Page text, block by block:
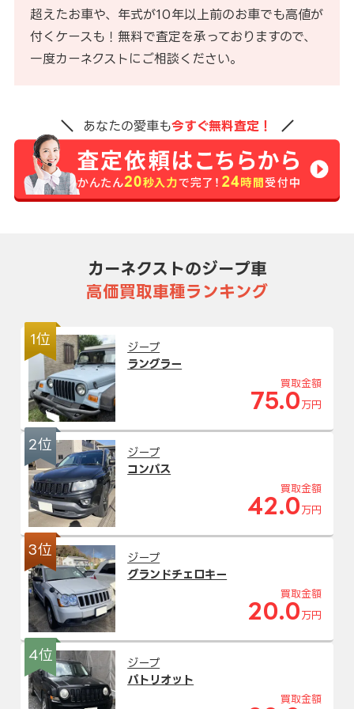
超えたお車や、年式が10年以上前のお車でも高値が
付くケースも！無料で査定を承っておりますので、
一度カーネクストにご相談ください。
あなたの愛車も今すぐ無料査定！
カーネクストのジープ車
高価買取車種ランキング
1位
ジープ
ラングラー
買取金額
75.0 万円
2位
ジープ
コンパス
買取金額
42.0 万円
3位
ジープ
グランドチェロキー
買取金額
20.0 万円
4位
ジープ
パトリオット
買取金額